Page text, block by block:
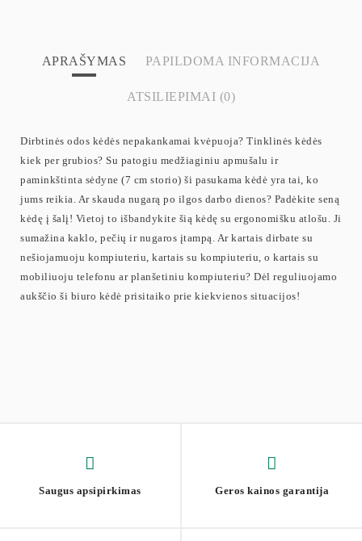
APRAŠYMAS PAPILDOMA INFORMACIJA
ATSILIEPIMAI (0)
Dirbtinės odos kėdės nepakankamai kvėpuoja? Tinklinės kėdės
kiek per grubios? Su patogiu medžiaginiu apmušalu ir
paminkštinta sėdyne (7 cm storio) ši pasukama kėdė yra tai, ko
jums reikia. Ar skauda nugarą po ilgos darbo dienos? Padėkite seną
kėdę į šalį! Vietoj to išbandykite šią kėdę su ergonomišku atlošu. Ji
sumažina kaklo, pečių ir nugaros įtampą. Ar kartais dirbate su
nešiojamuoju kompiuteriu, kartais su kompiuteriu, o kartais su
mobiliuoju telefonu ar planšetiniu kompiuteriu? Dėl reguliuojamo
aukščio ši biuro kėdė prisitaiko prie kiekvienos situacijos!
Saugus apsipirkimas Geros kainos garantija